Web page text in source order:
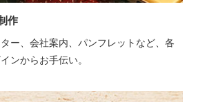
作
ー、会社案内、パンフレットなど、各
ンからお手伝い。